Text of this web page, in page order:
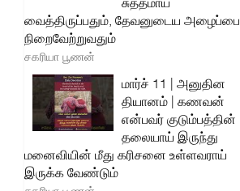
வைத்திருப்பதும், தேவனுடைய அழைப்பை
நிறைவேற்றுவதும்
சகரியா பூணன்
மார்ச் 11 | அனுதின
தியானம் | கணவன்
என்பவர் குடும்பத்தின்
தலையாய் இருந்து
மனைவியின் மீது கரிசனை உள்ளவராய்
இருக்க வேண்டும்